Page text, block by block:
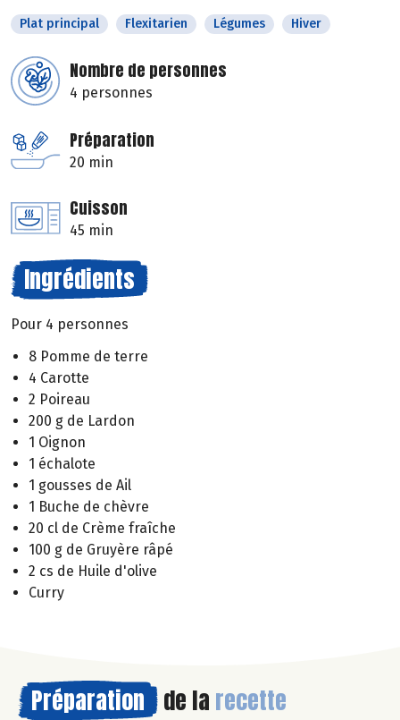
Plat principal Flexitarien Légumes Hiver
Nombre de personnes
4 personnes
Préparation
20 min
Cuisson
45 min
Ingrédients
Pour 4 personnes
8 Pomme de terre
4 Carotte
2 Poireau
200 g de Lardon
1 Oignon
1 échalote
1 gousses de Ail
1 Buche de chèvre
20 cl de Crème fraîche
100 g de Gruyère râpé
2 cs de Huile d'olive
Curry
Préparation de la recette